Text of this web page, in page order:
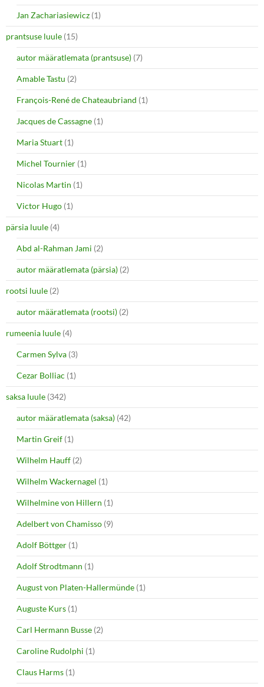
Jan Zachariasiewicz (1)
prantsuse luule (15)
autor määratlemata (prantsuse) (7)
Amable Tastu (2)
François-René de Chateaubriand (1)
Jacques de Cassagne (1)
Maria Stuart (1)
Michel Tournier (1)
Nicolas Martin (1)
Victor Hugo (1)
pärsia luule (4)
Abd al-Rahman Jami (2)
autor määratlemata (pärsia) (2)
rootsi luule (2)
autor määratlemata (rootsi) (2)
rumeenia luule (4)
Carmen Sylva (3)
Cezar Bolliac (1)
saksa luule (342)
autor määratlemata (saksa) (42)
Martin Greif (1)
Wilhelm Hauff (2)
Wilhelm Wackernagel (1)
Wilhelmine von Hillern (1)
Adelbert von Chamisso (9)
Adolf Böttger (1)
Adolf Strodtmann (1)
August von Platen-Hallermünde (1)
Auguste Kurs (1)
Carl Hermann Busse (2)
Caroline Rudolphi (1)
Claus Harms (1)